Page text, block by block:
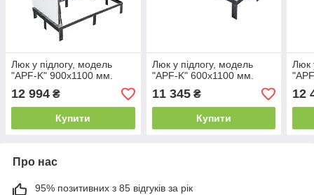
Люк у підлогу, модель
"APF-K" 900х1100 мм.
12 994 ₴
Купити
Люк у підлогу, модель
"APF-K" 600х1100 мм.
11 345₴
Купити
Люк
12
Про нас
95% позитивних з 85 відгуків за рік